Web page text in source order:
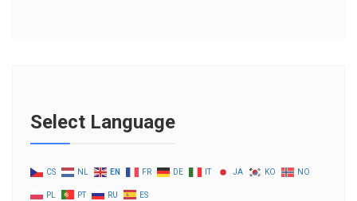
Select Language
CS NL EN FR DE IT JA KO NO
PL PT RU ES